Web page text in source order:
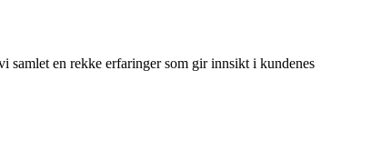
samlet en rekke erfaringer som gir innsikt i kundenes